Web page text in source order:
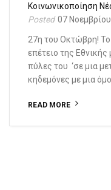
Κοινωνικοποίηση
07
27η του Οκτώβρη! Το
επέτειο της Εθνικής
πύλες του ‘σε μια
κηδεμόνες με μια
READ MORE